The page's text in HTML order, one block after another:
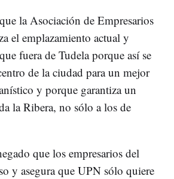
la Asociación de Empresarios
el emplazamiento actual y
fuera de Tudela porque así se
de la ciudad para un mejor
y porque garantiza un
la Ribera, no sólo a los de
que los empresarios del
y asegura que UPN sólo quiere